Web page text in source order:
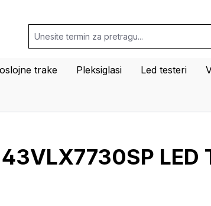
trake Pleksiglasi Led testeri
LED